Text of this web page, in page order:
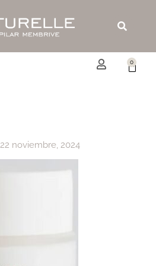
Buscar
0
22 noviembre, 2024